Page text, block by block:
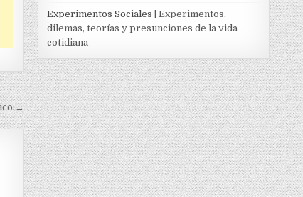
→
Experimentos Sociales | Experimentos,
dilemas, teorías y presunciones de la vida
cotidiana